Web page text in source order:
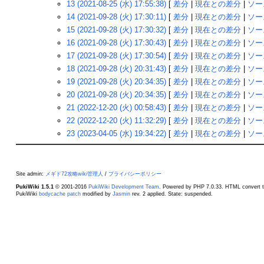
13 (2021-08-25 (水) 17:55:38) [ 差分 |現在との差分 | ソー
14 (2021-09-28 (火) 17:30:11) [ 差分 |現在との差分 | ソー
15 (2021-09-28 (火) 17:30:32) [ 差分 |現在との差分 | ソー
16 (2021-09-28 (火) 17:30:43) [ 差分 |現在との差分 | ソー
17 (2021-09-28 (火) 17:30:54) [ 差分 |現在との差分 | ソー
18 (2021-09-28 (火) 20:31:43) [ 差分 |現在との差分 | ソー
19 (2021-09-28 (火) 20:34:35) [ 差分 |現在との差分 | ソー
20 (2021-09-28 (火) 20:34:35) [ 差分 |現在との差分 | ソー
21 (2022-12-20 (火) 00:58:43) [ 差分 |現在との差分 | ソー
22 (2022-12-20 (火) 11:32:29) [ 差分 |現在との差分 | ソー
23 (2023-04-05 (水) 19:34:22) [ 差分 |現在との差分 | ソー
Site admin: メギド72攻略wiki管理人 / プライバシーポリシー
PukiWiki 1.5.1 © 2001-2016 PukiWiki Development Team . Powered by PHP 7.0.33. HTML convert
PukiWiki bodycache patchmodified by Jasminrev. 2 applied. State: suspended.